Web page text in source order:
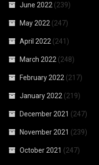
June 2022 (239)
May 2022 (247)
April 2022 (241)
March 2022 (248)
February 2022 (217)
January 2022 (219)
December 2021 (247)
November 2021 (239)
October 2021 (247)